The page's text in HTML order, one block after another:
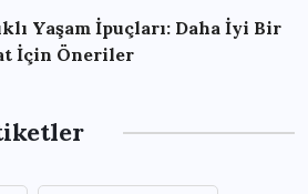
Yaşam İpuçları: Daha İyi Bir
İçin Öneriler